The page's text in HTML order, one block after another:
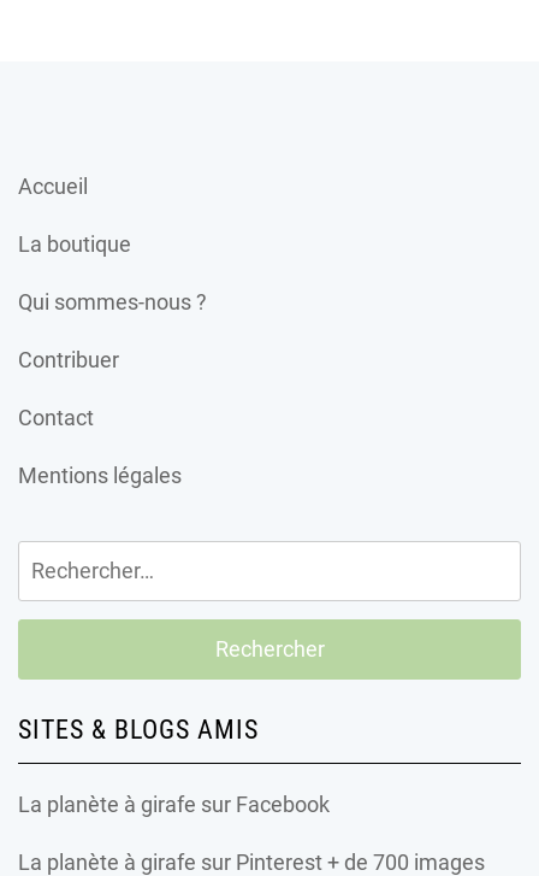
Accueil
La boutique
Qui sommes-nous ?
Contribuer
Contact
Mentions légales
Rechercher :
SITES & BLOGS AMIS
La planète à girafe sur Facebook
La planète à girafe sur Pinterest + de 700 images